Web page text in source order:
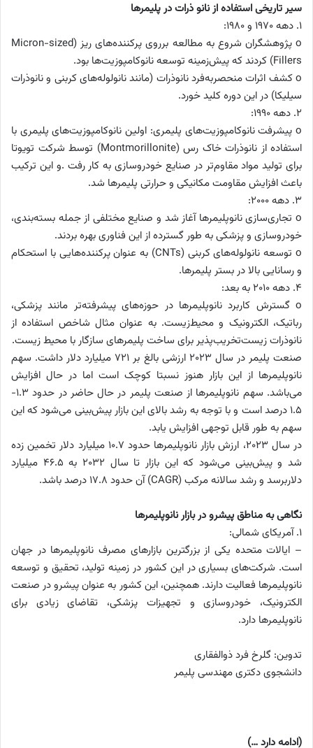
سیر تاریخی استفاده از نانو ذرات در پلیمرها
1. دهه ۱۹۷۰ و ۱۹۸۰:
o پژوهشگران شروع به مطالعه برروی پرکننده‌های ریز (Micron-sized
Fillers) کردند که پیش‌زمینه توسعه نانوکامپوزیت‌ها بود.
o کشف اثرات منحصربه‌فرد نانوذرات (مانند نانولوله‌های کربنی و نانوذرات
سیلیکا) در این دوره کلید خورد.
2. دهه ۱۹۹۰:
o پیشرفت نانوکامپوزیت‌های پلیمری: اولین نانوکامپوزیت‌های پلیمری با
استفاده از نانوذرات خاک رس (Montmorillonite) توسط شرکت تویوتا
برای تولید مواد مقاوم‌تر در صنایع خودروسازی به کار رفت .و این ترکیب
باعث افزایش مقاومت مکانیکی و حرارتی پلیمرها شد.
3. دهه ۲۰۰۰:
o تجاری‌سازی نانوپلیمرها آغاز شد و صنایع مختلفی از جمله بسته‌بندی،
خودروسازی و پزشکی به طور گسترده از این فناوری بهره‌ بردند.
o توسعه نانولوله‌های کربنی (CNTs) به عنوان پرکننده‌هایی با استحکام
و رسانایی بالا در بستر پلیمرها.
4. دهه ۲۰۱۰ به بعد:
o گسترش کاربرد نانوپلیمرها در حوزه‌های پیشرفته‌تر مانند پزشکی،
رباتیک، الکترونیک و محیط‌زیست. به عنوان مثال شاخص استفاده از
نانوذرات زیست‌تخریب‌پذیر برای ساخت پلیمرهای سازگار با محیط زیست.
صنعت پلیمر در سال 2023 ارزشی بالغ بر 721 میلیارد دلار داشت. سهم
نانوپلیمرها از این بازار هنوز نسبتا کوچک است اما در حال افزایش
می‌باشد. سهم نانوپلیمرها از صنعت پلیمر در حال حاضر در حدود 1.3-
1.5 درصد است و با توجه به رشد بالای این بازار پیش‌بینی می‌شود که این
سهم به طور قابل توجهی افزایش یابد.
در سال 2023، ارزش بازار نانوپلیمرها حدود 10.7 میلیارد دلار تخمین زده
شد و پیش‌بینی می‌شود که این بازار تا سال 2032 به 46.5 میلیارد
دلاربرسد و رشد سالانه مرکب (CAGR) آن حدود 17.8 درصد باشد.
نگاهی به مناطق پیشرو در بازار نانوپلیمرها
1. آمریکای شمالی:
– ایالات متحده یکی از بزرگترین بازارهای مصرف نانوپلیمرها در جهان
است. شرکت‌های بسیاری در این کشور در زمینه تولید، تحقیق و توسعه
نانوپلیمرها فعالیت دارند. همچنین، این کشور به عنوان پیشرو در صنعت
الکترونیک، خودروسازی و تجهیزات پزشکی، تقاضای زیادی برای
نانوپلیمرها دارد.
تدوین: گلرخ فرد ذوالفقاری
دانشجوی دکتری مهندسی پلیمر
(ادامه دارد …)